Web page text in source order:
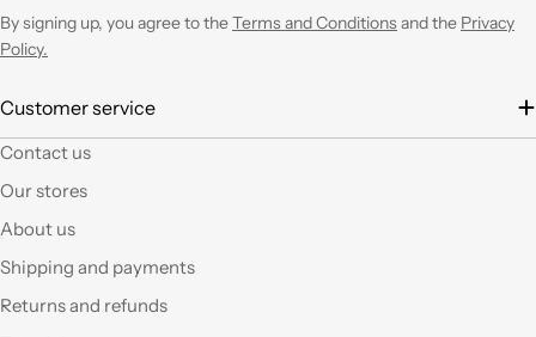
ne avrò necessità con
By signing up, you agree to theTerms and Conditions and the Privacy
Policy.
Customer service
Contact us
Our stores
About us
Shipping and payments
Returns and refunds